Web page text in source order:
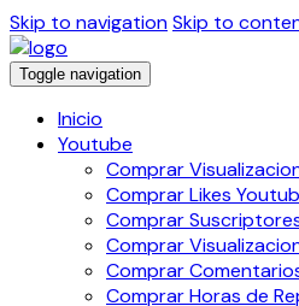
Skip to navigationSkip to
Toggle navigation
Inicio
Youtube
Comprar
Comprar Likes
Comprar
Comprar
Comprar
Comprar Horas de